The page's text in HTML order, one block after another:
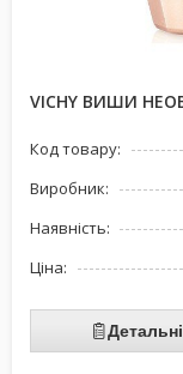
VICHY ВИШИ
Код товару:
Виробник:
Наявність:
Ціна: